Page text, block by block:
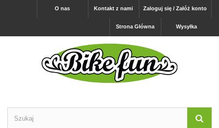
Zaloguj się / Załóż konto
Kontakt z nami
O nas
Wysyłka
Strona Główna